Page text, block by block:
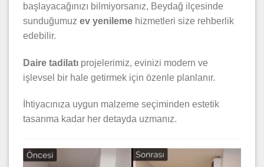
başlayacağınızı bilmiyorsanız, Beydağ ilçesinde
sunduğumuz ev yenileme hizmetleri size rehberlik
edebilir.
Daire tadilatı projelerimiz, evinizi modern ve
işlevsel bir hale getirmek için özenle planlanır.
İhtiyacınıza uygun malzeme seçiminden estetik
tasarıma kadar her detayda uzmanız.